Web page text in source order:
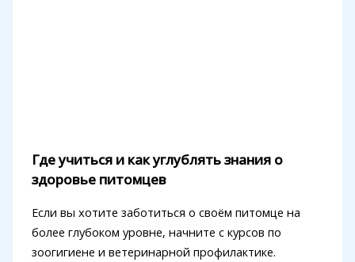
Где учиться и как углублять знания о
здоровье питомцев
Если вы хотите заботиться о своём питомце на
более глубоком уровне, начните с курсов по
зоогигиене и ветеринарной профилактике.